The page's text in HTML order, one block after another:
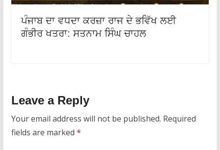
ਪੰਜਾਬ ਦਾ ਵਧਦਾ ਕਰਜ਼ਾ ਰਾਜ ਦੇ ਭਵਿੱਖ ਲਈ
ਗੰਭੀਰ ਖਤਰਾ: ਸਤਨਾਮ ਸਿੰਘ ਚਾਹਲ
Leave a Reply
Your email address will not be published. Required
fields are marked *